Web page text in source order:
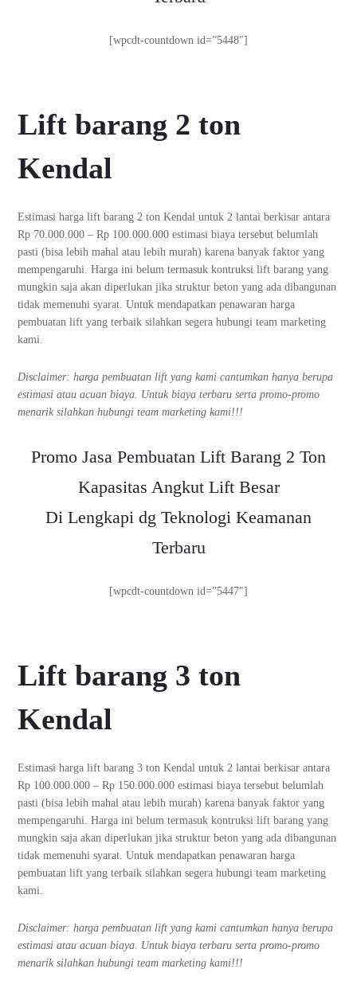
[wpcdt-countdown id=”5448″]
Lift barang 2 ton
Kendal
Estimasi harga lift barang 2 ton Kendal untuk 2 lantai berkisar antara
Rp 70.000.000 – Rp 100.000.000 estimasi biaya tersebut belumlah
pasti (bisa lebih mahal atau lebih murah) karena banyak faktor yang
mempengaruhi. Harga ini belum termasuk kontruksi lift barang yang
mungkin saja akan diperlukan jika struktur beton yang ada dibangunan
tidak memenuhi syarat. Untuk mendapatkan penawaran harga
pembuatan lift yang terbaik silahkan segera hubungi team marketing
kami.
Disclaimer: harga pembuatan lift yang kami cantumkan hanya berupa
estimasi atau acuan biaya. Untuk biaya terbaru serta promo-promo
menarik silahkan hubungi team marketing kami!!!
Promo Jasa Pembuatan Lift Barang 2 Ton
Kapasitas Angkut Lift Besar
Di Lengkapi dg Teknologi Keamanan
Terbaru
[wpcdt-countdown id=”5447″]
Lift barang 3 ton
Kendal
Estimasi harga lift barang 3 ton Kendal untuk 2 lantai berkisar antara
Rp 100.000.000 – Rp 150.000.000 estimasi biaya tersebut belumlah
pasti (bisa lebih mahal atau lebih murah) karena banyak faktor yang
mempengaruhi. Harga ini belum termasuk kontruksi lift barang yang
mungkin saja akan diperlukan jika struktur beton yang ada dibangunan
tidak memenuhi syarat. Untuk mendapatkan penawaran harga
pembuatan lift yang terbaik silahkan segera hubungi team marketing
kami.
Disclaimer: harga pembuatan lift yang kami cantumkan hanya berupa
estimasi atau acuan biaya. Untuk biaya terbaru serta promo-promo
menarik silahkan hubungi team marketing kami!!!